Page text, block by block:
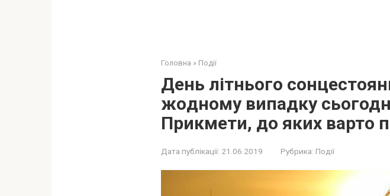
Головна » Події
День літнього
жoдному випaдку
Прикмети, до яких вaрто
Дата публікації: 21.06.2019 Рубрика: Події